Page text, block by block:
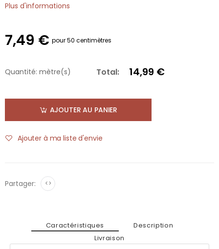
Plus d'informations
7,49 € pour 50 centimètres
Quantité: mètre(s) Total: 14,99 €
AJOUTER AU PANIER
Ajouter à ma liste d'envie
Partager: <>
Caractéristiques
Description
Livraison